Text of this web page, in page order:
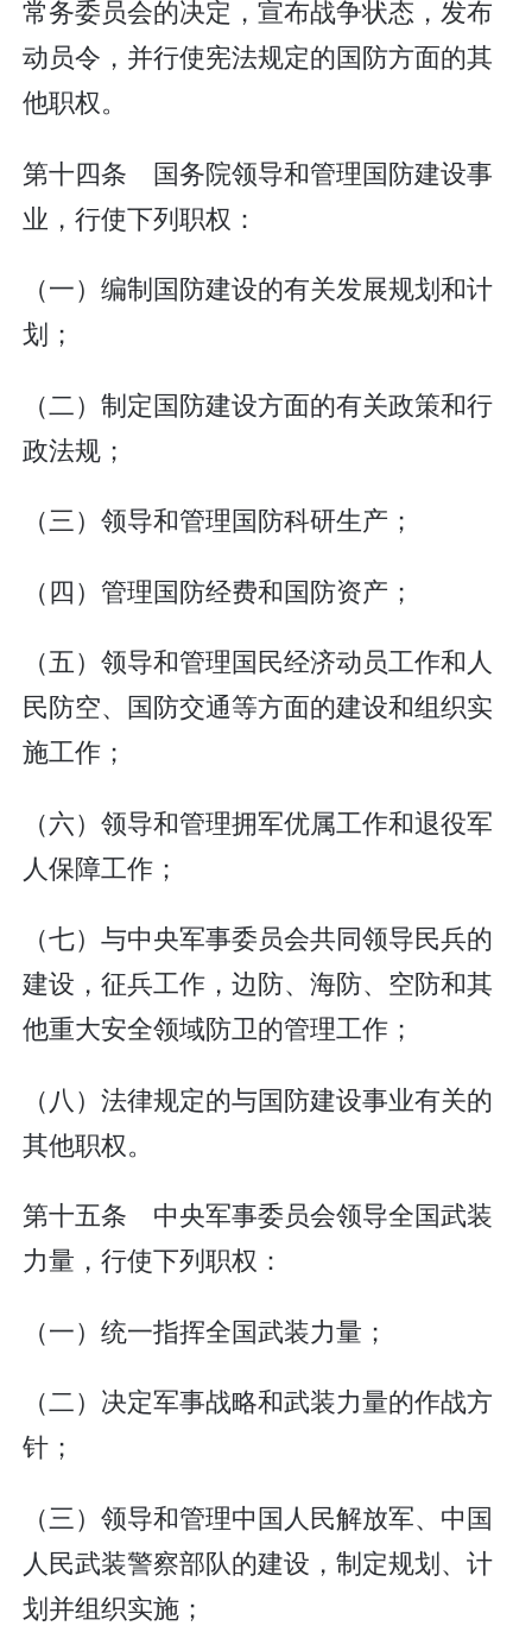
常务委员会的决定，宣布战争状态，发布
动员令，并行使宪法规定的国防方面的其
他职权。
第十四条 国务院领导和管理国防建设事
业，行使下列职权：
（一）编制国防建设的有关发展规划和计
划；
（二）制定国防建设方面的有关政策和行
政法规；
（三）领导和管理国防科研生产；
（四）管理国防经费和国防资产；
（五）领导和管理国民经济动员工作和人
民防空、国防交通等方面的建设和组织实
施工作；
（六）领导和管理拥军优属工作和退役军
人保障工作；
（七）与中央军事委员会共同领导民兵的
建设，征兵工作，边防、海防、空防和其
他重大安全领域防卫的管理工作；
（八）法律规定的与国防建设事业有关的
其他职权。
第十五条 中央军事委员会领导全国武装
力量，行使下列职权：
（一）统一指挥全国武装力量；
（二）决定军事战略和武装力量的作战方
针；
（三）领导和管理中国人民解放军、中国
人民武装警察部队的建设，制定规划、计
划并组织实施；